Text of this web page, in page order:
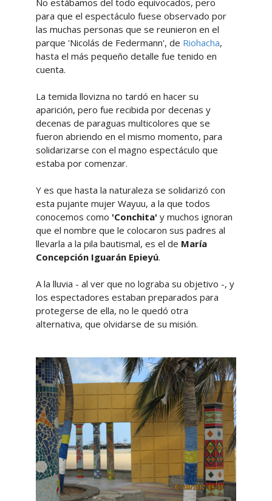
No estábamos del todo equivocados, pero
para que el espectáculo fuese observado por
las muchas personas que se reunieron en el
parque 'Nicolás de Federmann', de Riohacha,
hasta el más pequeño detalle fue tenido en
cuenta.
La temida llovizna no tardó en hacer su
aparición, pero fue recibida por decenas y
decenas de paraguas multicolores que se
fueron abriendo en el mismo momento, para
solidarizarse con el magno espectáculo que
estaba por comenzar.
Y es que hasta la naturaleza se solidarizó con
esta pujante mujer Wayuu, a la que todos
conocemos como 'Conchita' y muchos ignoran
que el nombre que le colocaron sus padres al
llevarla a la pila bautismal, es el de María
Concepción Iguarán Epieyú.
A la lluvia - al ver que no lograba su objetivo -, y
los espectadores estaban preparados para
protegerse de ella, no le quedó otra
alternativa, que olvidarse de su misión.